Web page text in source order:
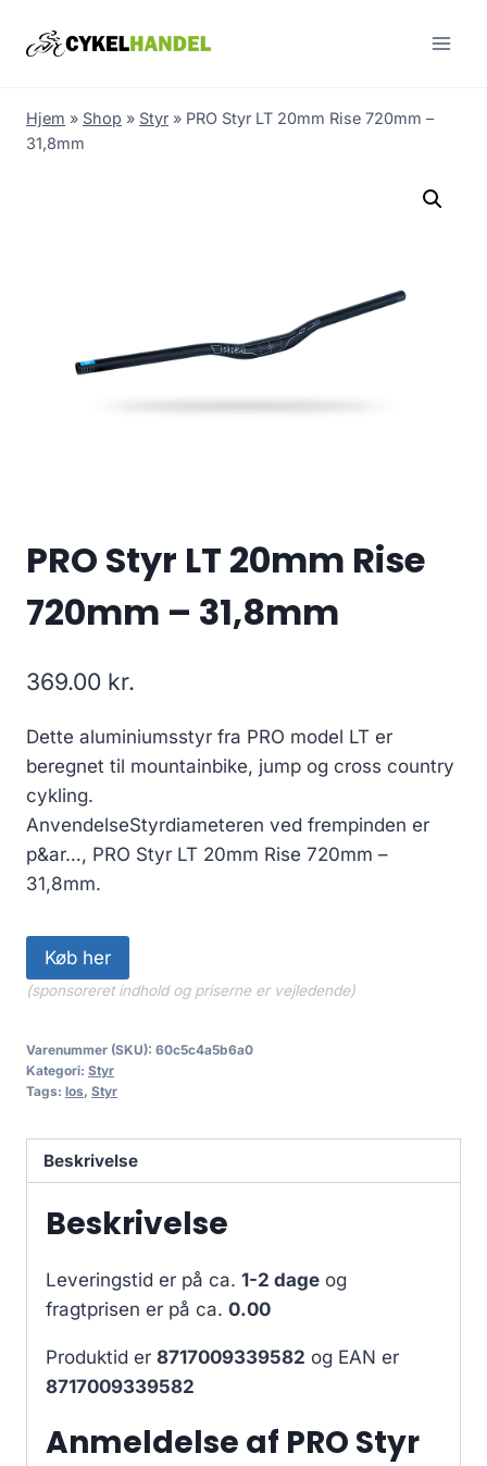
Hjem » Shop » Styr » PRO Styr LT 20mm Rise 720mm –
31,8mm
PRO Styr LT 20mm Rise
720mm – 31,8mm
369.00 kr.
Dette aluminiumsstyr fra PRO model LT er
beregnet til mountainbike, jump og cross country
cykling.
AnvendelseStyrdiameteren ved frempinden er
p&ar…, PRO Styr LT 20mm Rise 720mm –
31,8mm.
Køb her
(sponsoreret indhold og priserne er vejledende)
Varenummer (SKU): 60c5c4a5b6a0
Kategori: Styr
Tags: los, Styr
Beskrivelse
Beskrivelse
Leveringstid er på ca. 1-2 dage og
fragtprisen er på ca. 0.00
Produktid er 8717009339582 og EAN er
8717009339582
Anmeldelse af PRO Styr